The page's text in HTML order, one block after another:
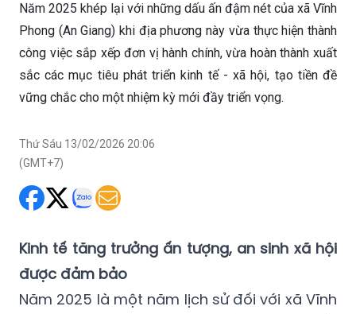
Năm 2025 khép lại với những dấu ấn đậm nét của xã Vĩnh
Phong (An Giang) khi địa phương này vừa thực hiện thành
công việc sắp xếp đơn vị hành chính, vừa hoàn thành xuất
sắc các mục tiêu phát triển kinh tế - xã hội, tạo tiền đề
vững chắc cho một nhiệm kỳ mới đầy triển vọng.
Thứ Sáu 13/02/2026 20:06
(GMT+7)
Kinh tế tăng trưởng ấn tượng, an sinh xã hội
được đảm bảo
Năm 2025 là một năm lịch sử đối với xã Vĩnh